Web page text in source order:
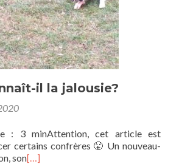
il la jalousie?
: 3 minAttention, cet article est
certains confrères 😤 Un nouveau-
son[…]